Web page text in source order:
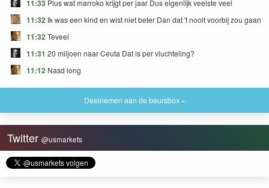
11:33 Plus wat marroko krijgt per jaar Dus eigenlijk veelste veel
11:32 Ik was een kind en wist niet beter Dan dat 't nooit voorbij zou gaan
11:32Teveel
11:31 20 miljoen naar Ceuta Dat is per vluchteling?
11:12 Nasd long
Deelnemen aan de beursbox »
Twitter @usmarkets